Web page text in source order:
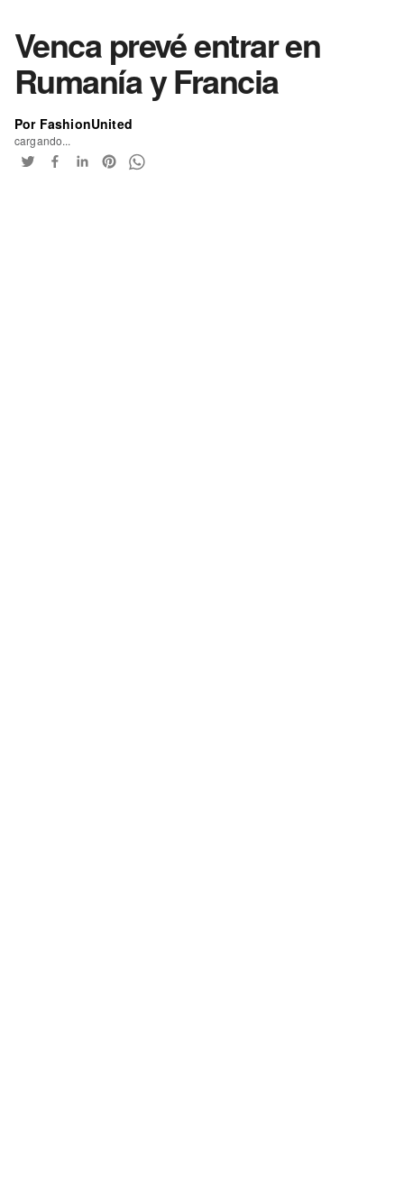
Venca prevé entrar en
Rumanía y Francia
Por FashionUnited
cargando...